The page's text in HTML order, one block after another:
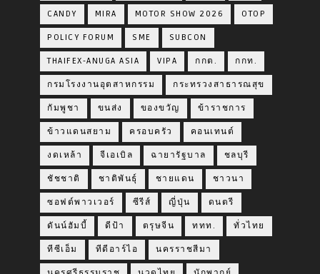
CANDY MIRA MOTOR SHOW 2026 OTOP
POLICY FORUM SME SUBCON
THAIFEX-ANUGA ASIA VIPA กกต. กกท.
กรมโรงงานอุตสาหกรรม กระทรวงสาธารณสุข
กัมพูชา ขนส่ง ของขวัญ ข้าราชการ
ข้าวแดนสยาม ครอบครัว คอนเทนต์
งดเหล้า จีเอเบิล ฉายารัฐบาล ชลบุรี
ชัชชาติ ชาติพันธุ์ ชายแดน ชาวนา
ซอฟต์พาวเวอร์ ซีรีส์ ญี่ปุ่น ดนตรี
ดันน์ฮัมบี้ ดีป้า ตรุษจีน ททท. ทั่วไทย
ทีซีเอ็ม ทีดีอาร์ไอ นครราชสีมา